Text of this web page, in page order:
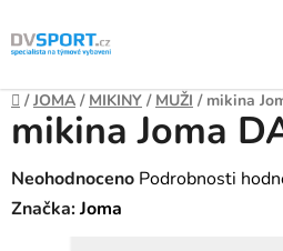
Přejít
na
Domů
/ JOMA / MIKINY / MUŽI / mikina
mikina Joma
Průměrné
hodnocení
Neohodnoceno Podrobnosti
Značka:Joma